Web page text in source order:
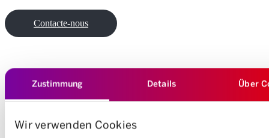
Zustimmung Details Über
Wir verwenden Cookies
Contacte-nous